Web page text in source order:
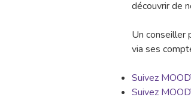
découvrir de
Un conseiller
via ses
Suivez
Suivez